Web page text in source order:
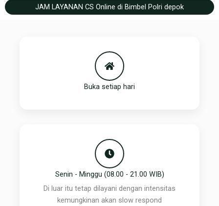
JAM LAYANAN CS Online di Bimbel Polri depok
Buka setiap hari
Senin - Minggu (08.00 - 21.00 WIB)
Di luar itu tetap dilayani dengan intensitas
kemungkinan akan slow respond